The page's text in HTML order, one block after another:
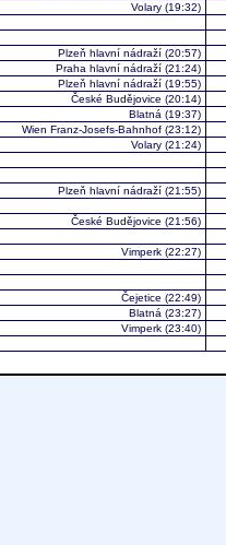
Volary (19:32)
Plzeň hlavní nádraží (20:57)
Praha hlavní nádraží (21:24)
Plzeň hlavní nádraží (19:55)
České Budějovice (20:14)
Blatná (19:37)
Wien Franz-Josefs-Bahnhof (23:12)
Volary (21:24)
Plzeň hlavní nádraží (21:55)
České Budějovice (21:56)
Vimperk (22:27)
Čejetice (22:49)
Blatná (23:27)
Vimperk (23:40)